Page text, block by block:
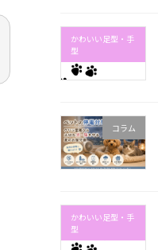
かわいい足型・手
型
コラム
かわいい足型・手
型